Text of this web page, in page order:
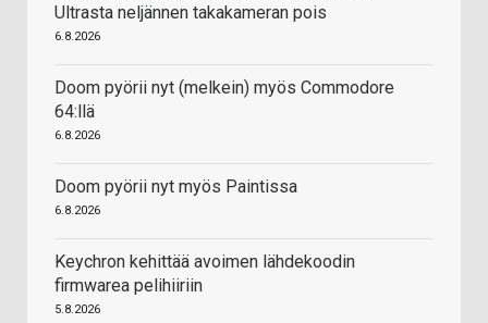
Ultrasta neljännen takakameran pois
6.8.2026
Doom pyörii nyt (melkein) myös Commodore
64:llä
6.8.2026
Doom pyörii nyt myös Paintissa
6.8.2026
Keychron kehittää avoimen lähdekoodin
firmwarea pelihiiriin
5.8.2026